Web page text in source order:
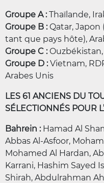
Groupe A :Thaïlande,
Groupe B :Qatar, Japon
tant que pays hôte),
Groupe C :
Groupe D :Vietnam,
Arabes Unis
LES 61 ANCIENS DU
SÉLECTIONNÉS POUR
Bahrein :Hamad Al
Abbas Al-Asfoor,
Mohamed Al Hardan,
Karrani, Hashim Sayed
Shirah, Abdulrahman